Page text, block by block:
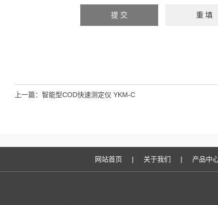
上一篇： 智能型COD快速测定仪 YKM-C
网站首页 | 关于我们 | 产品中